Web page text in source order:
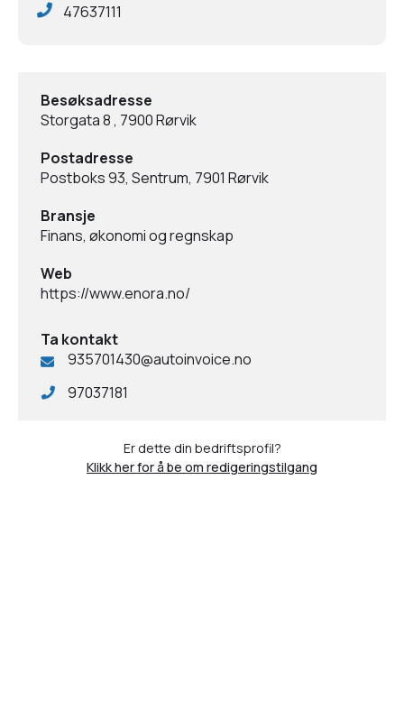
47637111
Besøksadresse
Storgata 8 , 7900 Rørvik
Postadresse
Postboks 93, Sentrum, 7901 Rørvik
Bransje
Finans, økonomi og regnskap
Web
https://www.enora.no/
Ta kontakt
935701430@autoinvoice.no
97037181
Er dette din bedriftsprofil?
Klikk her for å be om redigeringstilgang